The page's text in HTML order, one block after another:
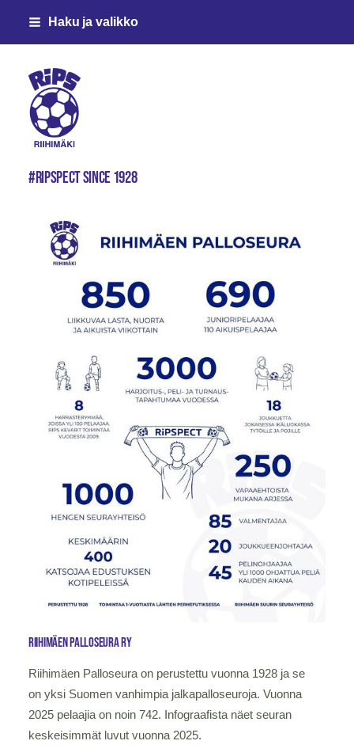
Siirry
Haku ja valikko
Riihimäen Palloseura ry
#ripspect since 1928
Riihimäen palloseura ry
Riihimäen Palloseura on perustettu vuonna 1928 ja se
on yksi Suomen vanhimpia jalkapalloseuroja. Vuonna
2025 pelaajia on noin 742. Infograafista näet seuran
keskeisimmät luvut vuonna 2025.